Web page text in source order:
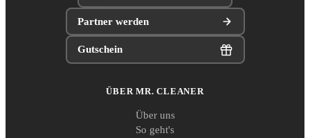
Partner werden
Gutschein
ÜBER MR. CLEANER
Über uns
So geht's